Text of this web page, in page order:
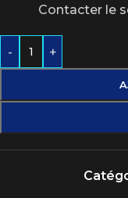
Contacter le
- +